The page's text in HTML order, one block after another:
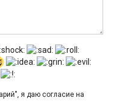
я даю согласие на